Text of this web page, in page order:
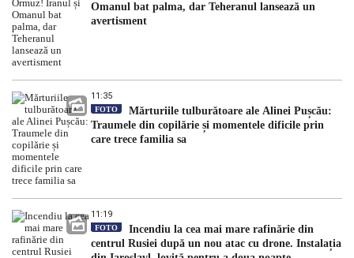
Omanul bat palma, dar Teheranul lansează un
avertisment
11:35
FOTO
Mărturiile tulburătoare ale Alinei Pușcău:
Traumele din copilărie și momentele dificile prin
care trece familia sa
11:19
FOTO
Incendiu la cea mai mare rafinărie din
centrul Rusiei după un nou atac cu drone. Instalația